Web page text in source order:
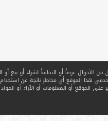
الأحوال عرضاً أو التماساً لشراء أو بيع أو
هذا الموقع أي مخاطر ناتجة عن
الموقع أو المعلومات أو الآراء أو